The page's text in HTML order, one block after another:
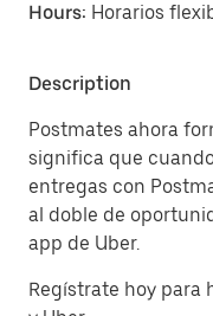
Hours: Horarios
Description
Postmates ahora
significa que
entregas con
al doble de
app de Uber.
Regístrate hoy para